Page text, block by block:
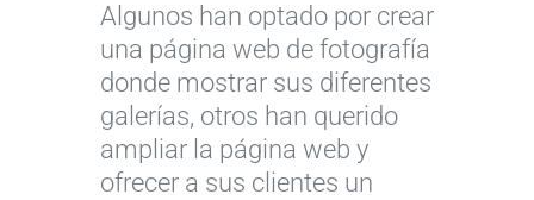
Algunos han optado por crear
una página web de fotografía
donde mostrar sus diferentes
galerías, otros han querido
ampliar la página web y
ofrecer a sus clientes un